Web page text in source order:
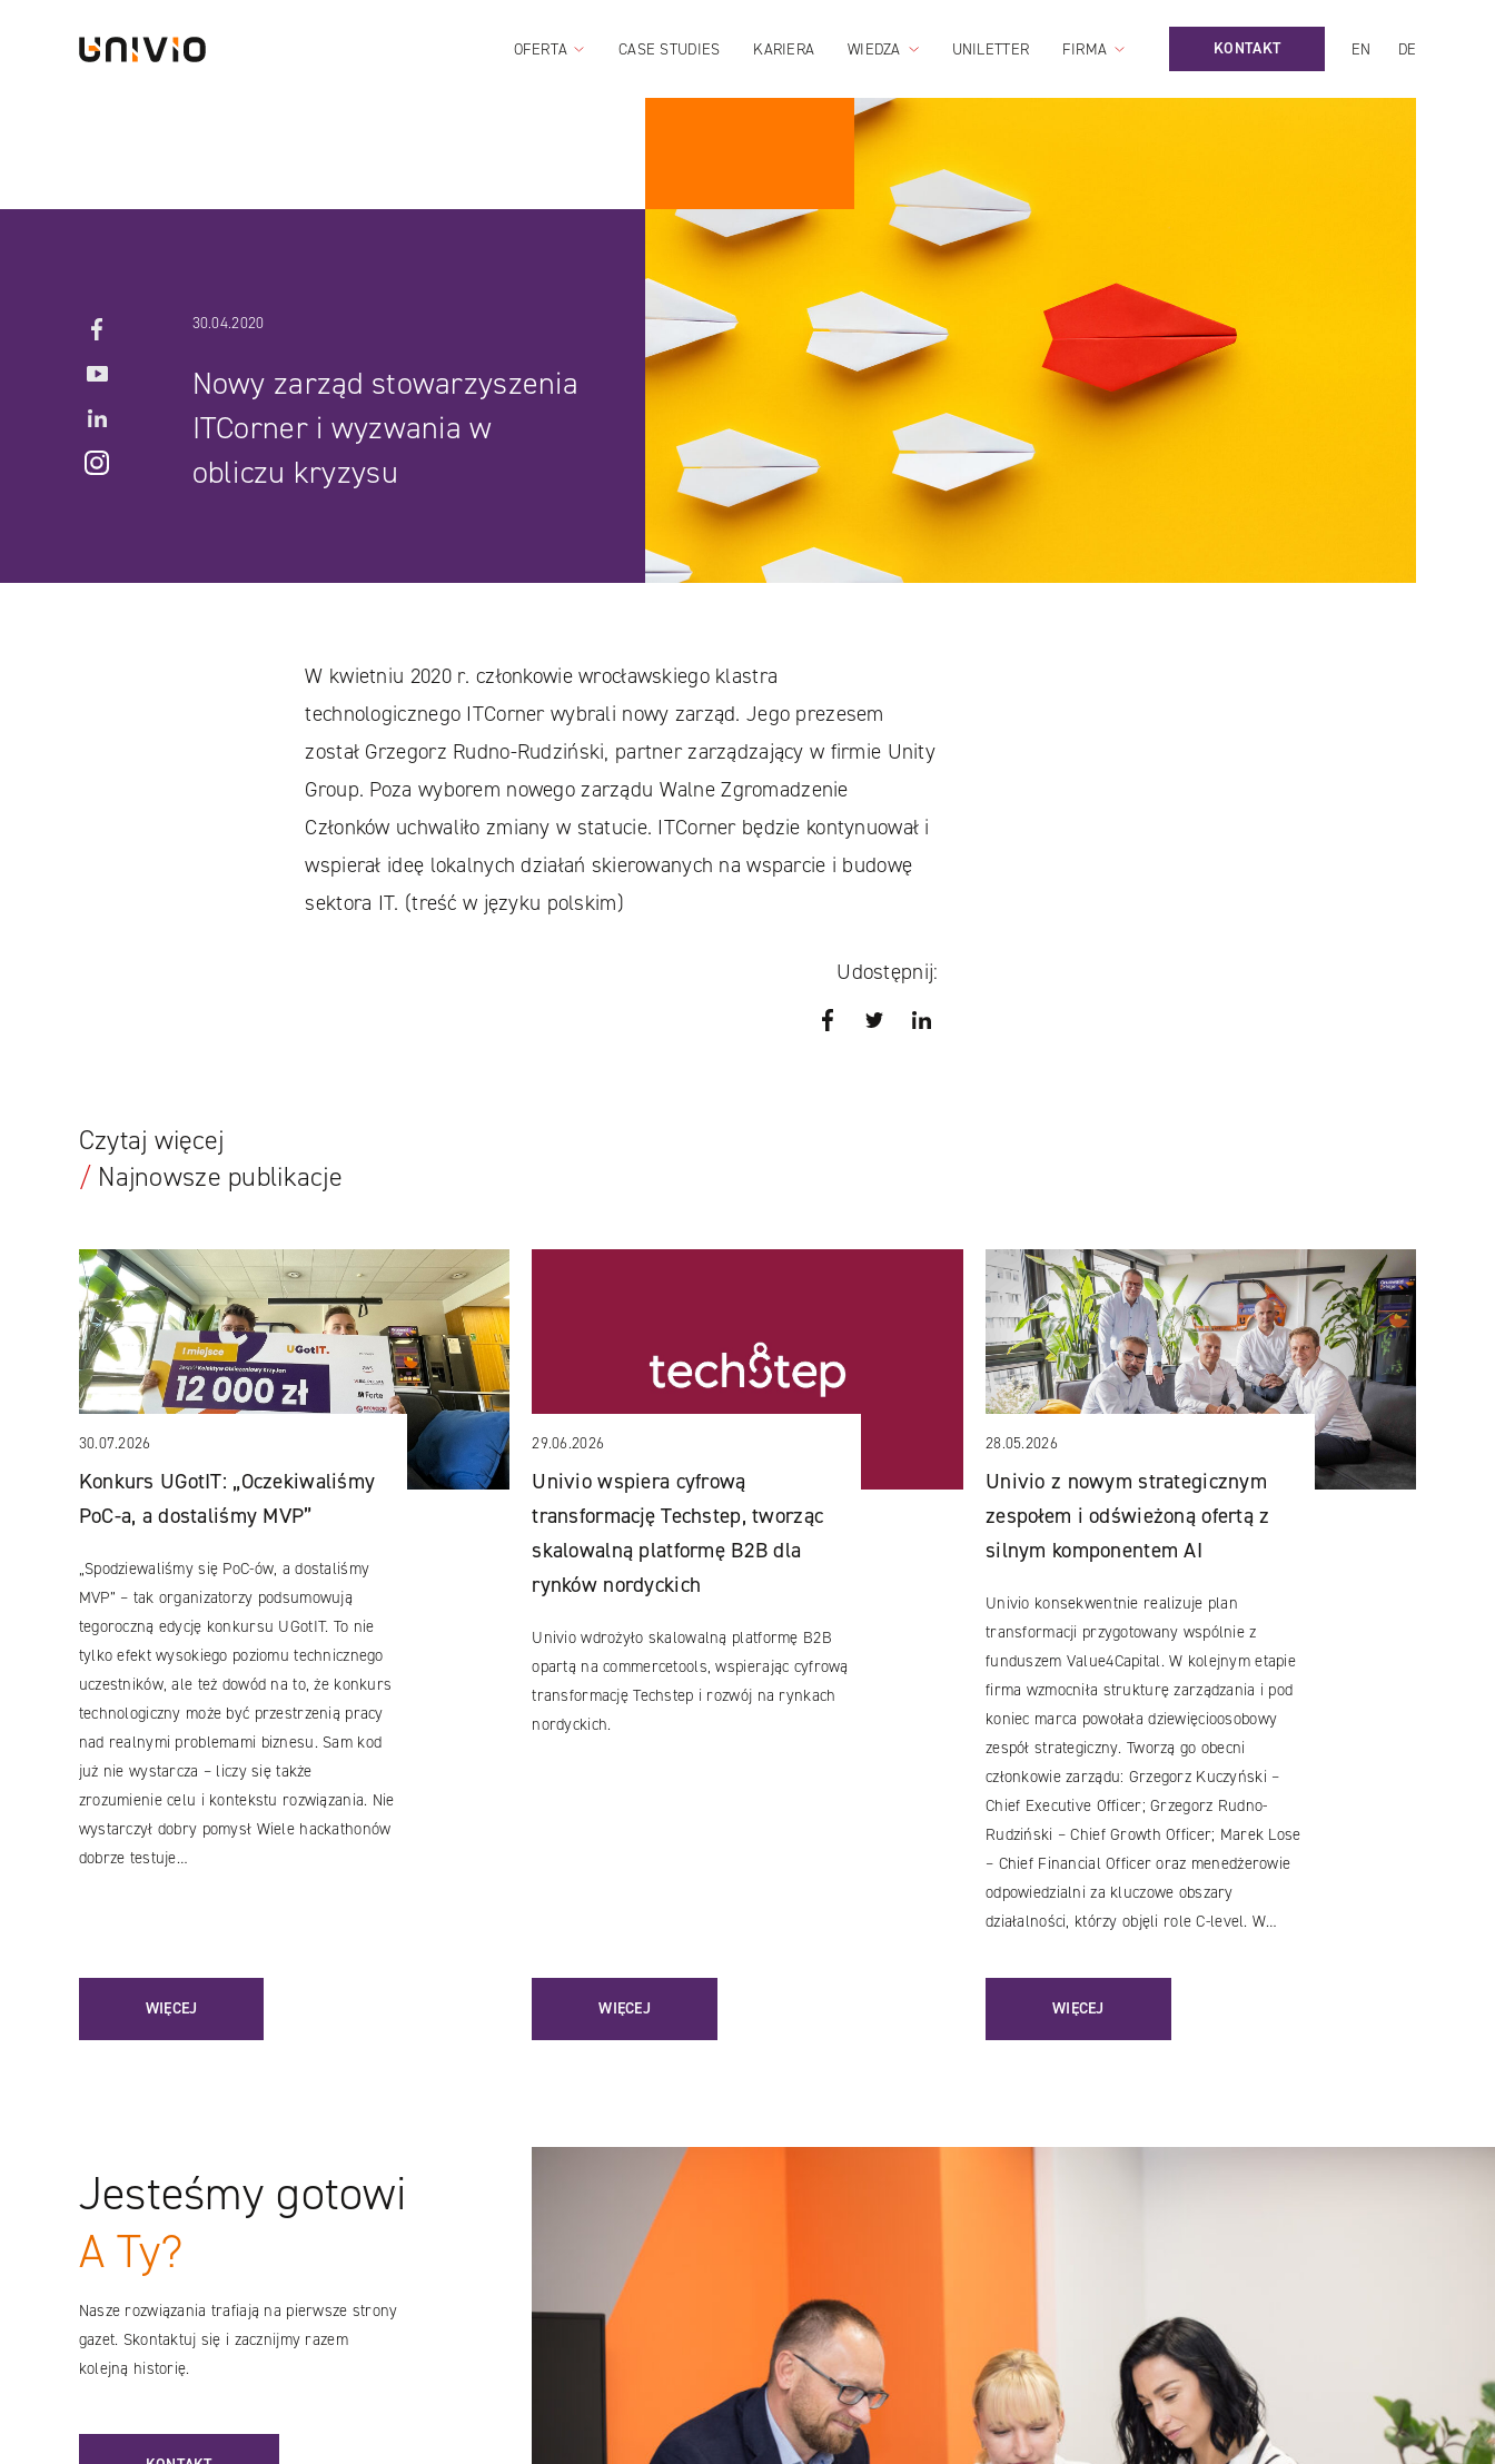
OFERTA CASE STUDIES KARIERA WIEDZA UNILETTER FIRMA KONTAKT EN DE
Facebook
YouTube
LinkedIN
Instagram
30.04.2020
Nowy zarząd stowarzyszenia
ITCorner i wyzwania w
obliczu kryzysu
W kwietniu 2020 r. członkowie wrocławskiego klastra
technologicznego ITCorner wybrali nowy zarząd. Jego prezesem
został Grzegorz Rudno-Rudziński, partner zarządzający w firmie Unity
Group. Poza wyborem nowego zarządu Walne Zgromadzenie
Członków uchwaliło zmiany w statucie. ITCorner będzie kontynuował i
wspierał ideę lokalnych działań skierowanych na wsparcie i budowę
sektora IT. (treść w języku polskim)
Udostępnij:
FacebookTwitter
Czytaj więcej
/Najnowsze publikacje
30.07.2026
Konkurs UGotIT: „Oczekiwaliśmy
PoC-a, a dostaliśmy MVP”
„Spodziewaliśmy się PoC-ów, a dostaliśmy
MVP” – tak organizatorzy podsumowują
tegoroczną edycję konkursu UGotIT. To nie
tylko efekt wysokiego poziomu technicznego
uczestników, ale też dowód na to, że konkurs
technologiczny może być przestrzenią pracy
nad realnymi problemami biznesu. Sam kod
już nie wystarcza – liczy się także
zrozumienie celu i kontekstu rozwiązania. Nie
wystarczył dobry pomysł Wiele hackathonów
dobrze testuje…
WIĘCEJ
29.06.2026
Univio wspiera cyfrową
transformację Techstep, tworząc
skalowalną platformę B2B dla
rynków nordyckich
Univio wdrożyło skalowalną platformę B2B
opartą na commercetools, wspierając cyfrową
transformację Techstep i rozwój na rynkach
nordyckich.
WIĘCEJ
28.05.2026
Univio z nowym strategicznym
zespołem i odświeżoną ofertą z
silnym komponentem AI
Univio konsekwentnie realizuje plan
transformacji przygotowany wspólnie z
funduszem Value4Capital. W kolejnym etapie
firma wzmocniła strukturę zarządzania i pod
koniec marca powołała dziewięcioosobowy
zespół strategiczny. Tworzą go obecni
członkowie zarządu: Grzegorz Kuczyński –
Chief Executive Officer; Grzegorz Rudno-
Rudziński – Chief Growth Officer; Marek Lose
– Chief Financial Officer oraz menedżerowie
odpowiedzialni za kluczowe obszary
działalności, którzy objęli role C-level. W…
WIĘCEJ
Jesteśmy gotowi
A Ty?
Nasze rozwiązania trafiają na pierwsze strony
gazet. Skontaktuj się i zacznijmy razem
kolejną historię.